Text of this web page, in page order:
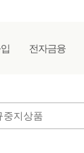
전자금융
중지상품